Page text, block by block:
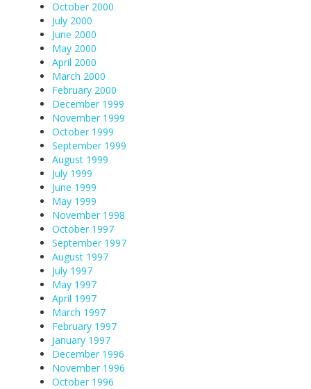
October 2000
July 2000
June 2000
May 2000
April 2000
March 2000
February 2000
December 1999
November 1999
October 1999
September 1999
August 1999
July 1999
June 1999
May 1999
November 1998
October 1997
September 1997
August 1997
July 1997
May 1997
April 1997
March 1997
February 1997
January 1997
December 1996
November 1996
October 1996